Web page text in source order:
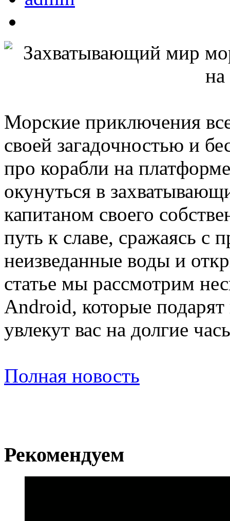
Морские приключения
своей загадочностью и
про корабли на
окунуться в
капитаном своего
путь к славе, сражаясь с
неизведанные воды и
статье мы рассмотрим
Android, которые
увлекут вас на долгие
Полная новость
Рекомендуем